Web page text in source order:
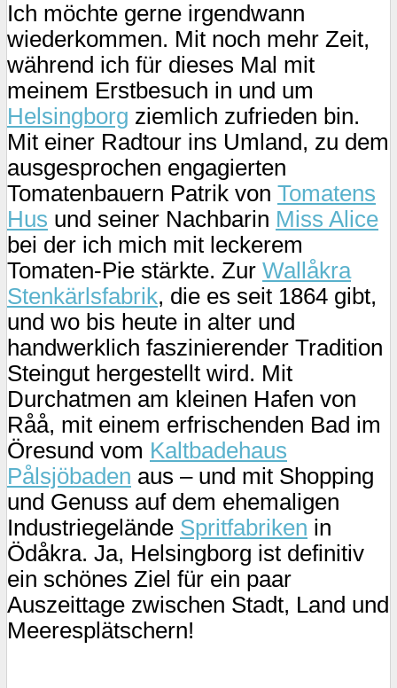
Ich möchte gerne irgendwann
wiederkommen. Mit noch mehr Zeit,
während ich für dieses Mal mit
meinem Erstbesuch in und um
Helsingborg ziemlich zufrieden bin.
Mit einer Radtour ins Umland, zu dem
ausgesprochen engagierten
Tomatenbauern Patrik von Tomatens
Hus und seiner Nachbarin Miss Alice
bei der ich mich mit leckerem
Tomaten-Pie stärkte. Zur Wallåkra
Stenkärlsfabrik, die es seit 1864 gibt,
und wo bis heute in alter und
handwerklich faszinierender Tradition
Steingut hergestellt wird. Mit
Durchatmen am kleinen Hafen von
Råå, mit einem erfrischenden Bad im
Öresund vom Kaltbadehaus
Pålsjöbaden aus – und mit Shopping
und Genuss auf dem ehemaligen
Industriegelände Spritfabriken in
Ödåkra. Ja, Helsingborg ist definitiv
ein schönes Ziel für ein paar
Auszeittage zwischen Stadt, Land und
Meeresplätschern!